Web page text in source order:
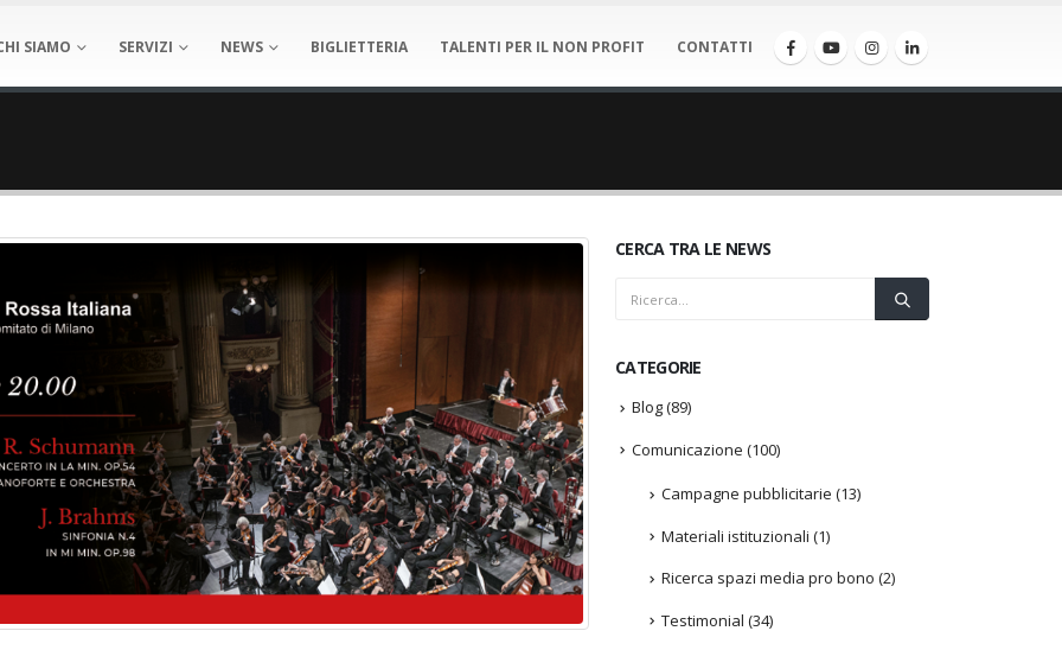
SIAMO SERVIZI NEWS BIGLIETTERIA TALENTI PER IL NON PROFIT CONTATTI
CERCA TRA LE NEWS
CATEGORIE
Blog(89)
Comunicazione (100)
Campagne pubblicitarie (13)
Materiali istituzionali (1)
Ricerca spazi media pro bono (2)
Testimonial (34)